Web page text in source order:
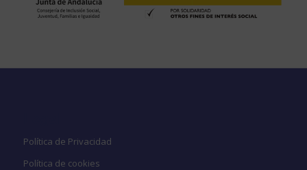
Política de Privacidad
Política de cookies